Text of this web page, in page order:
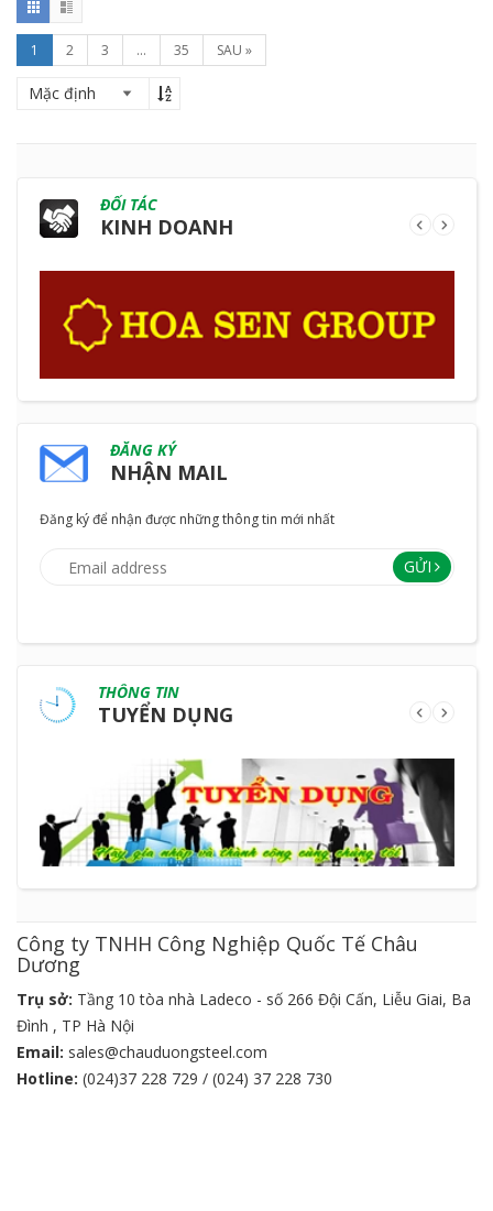
1 2 3 ... 35 SAU »
ĐỐI TÁC
KINH DOANH
ĐĂNG KÝ
NHẬN MAIL
Đăng ký để nhận được những thông tin mới nhất
GỬI
THÔNG TIN
TUYỂN DỤNG
Công ty TNHH Công Nghiệp Quốc Tế Châu
Dương
Trụ sở: Tầng 10 tòa nhà Ladeco - số 266 Đội Cấn, Liễu Giai, Ba
Đình , TP Hà Nội
Email: sales@chauduongsteel.com
Hotline: (024)37 228 729 / (024) 37 228 730